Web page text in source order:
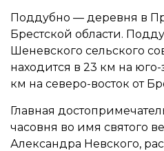
Поддубно — деревня в
Брестской области.
Шеневского сельского
находится в 23 км на
км на северо-восток от
Главная
часовня во имя святого
Александра Невского,